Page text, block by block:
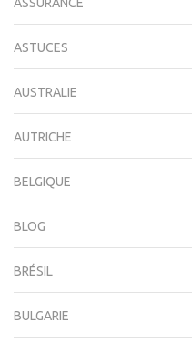
ASTUCES
AUSTRALIE
AUTRICHE
BELGIQUE
BLOG
BRÉSIL
BULGARIE